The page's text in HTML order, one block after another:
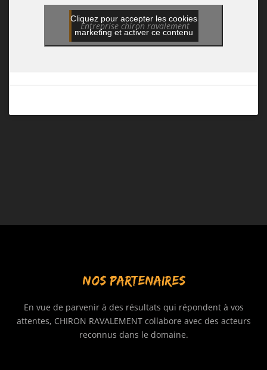
Entreprise chiron ravalement
Cliquez pour accepter les cookies
marketing et activer ce contenu
NOS PARTENAIRES
En vue de parvenir à des résultats qui répondent à vos
attentes, CHIRON RAVALEMENT collabore avec des acteurs
reconnus dans le domaine.